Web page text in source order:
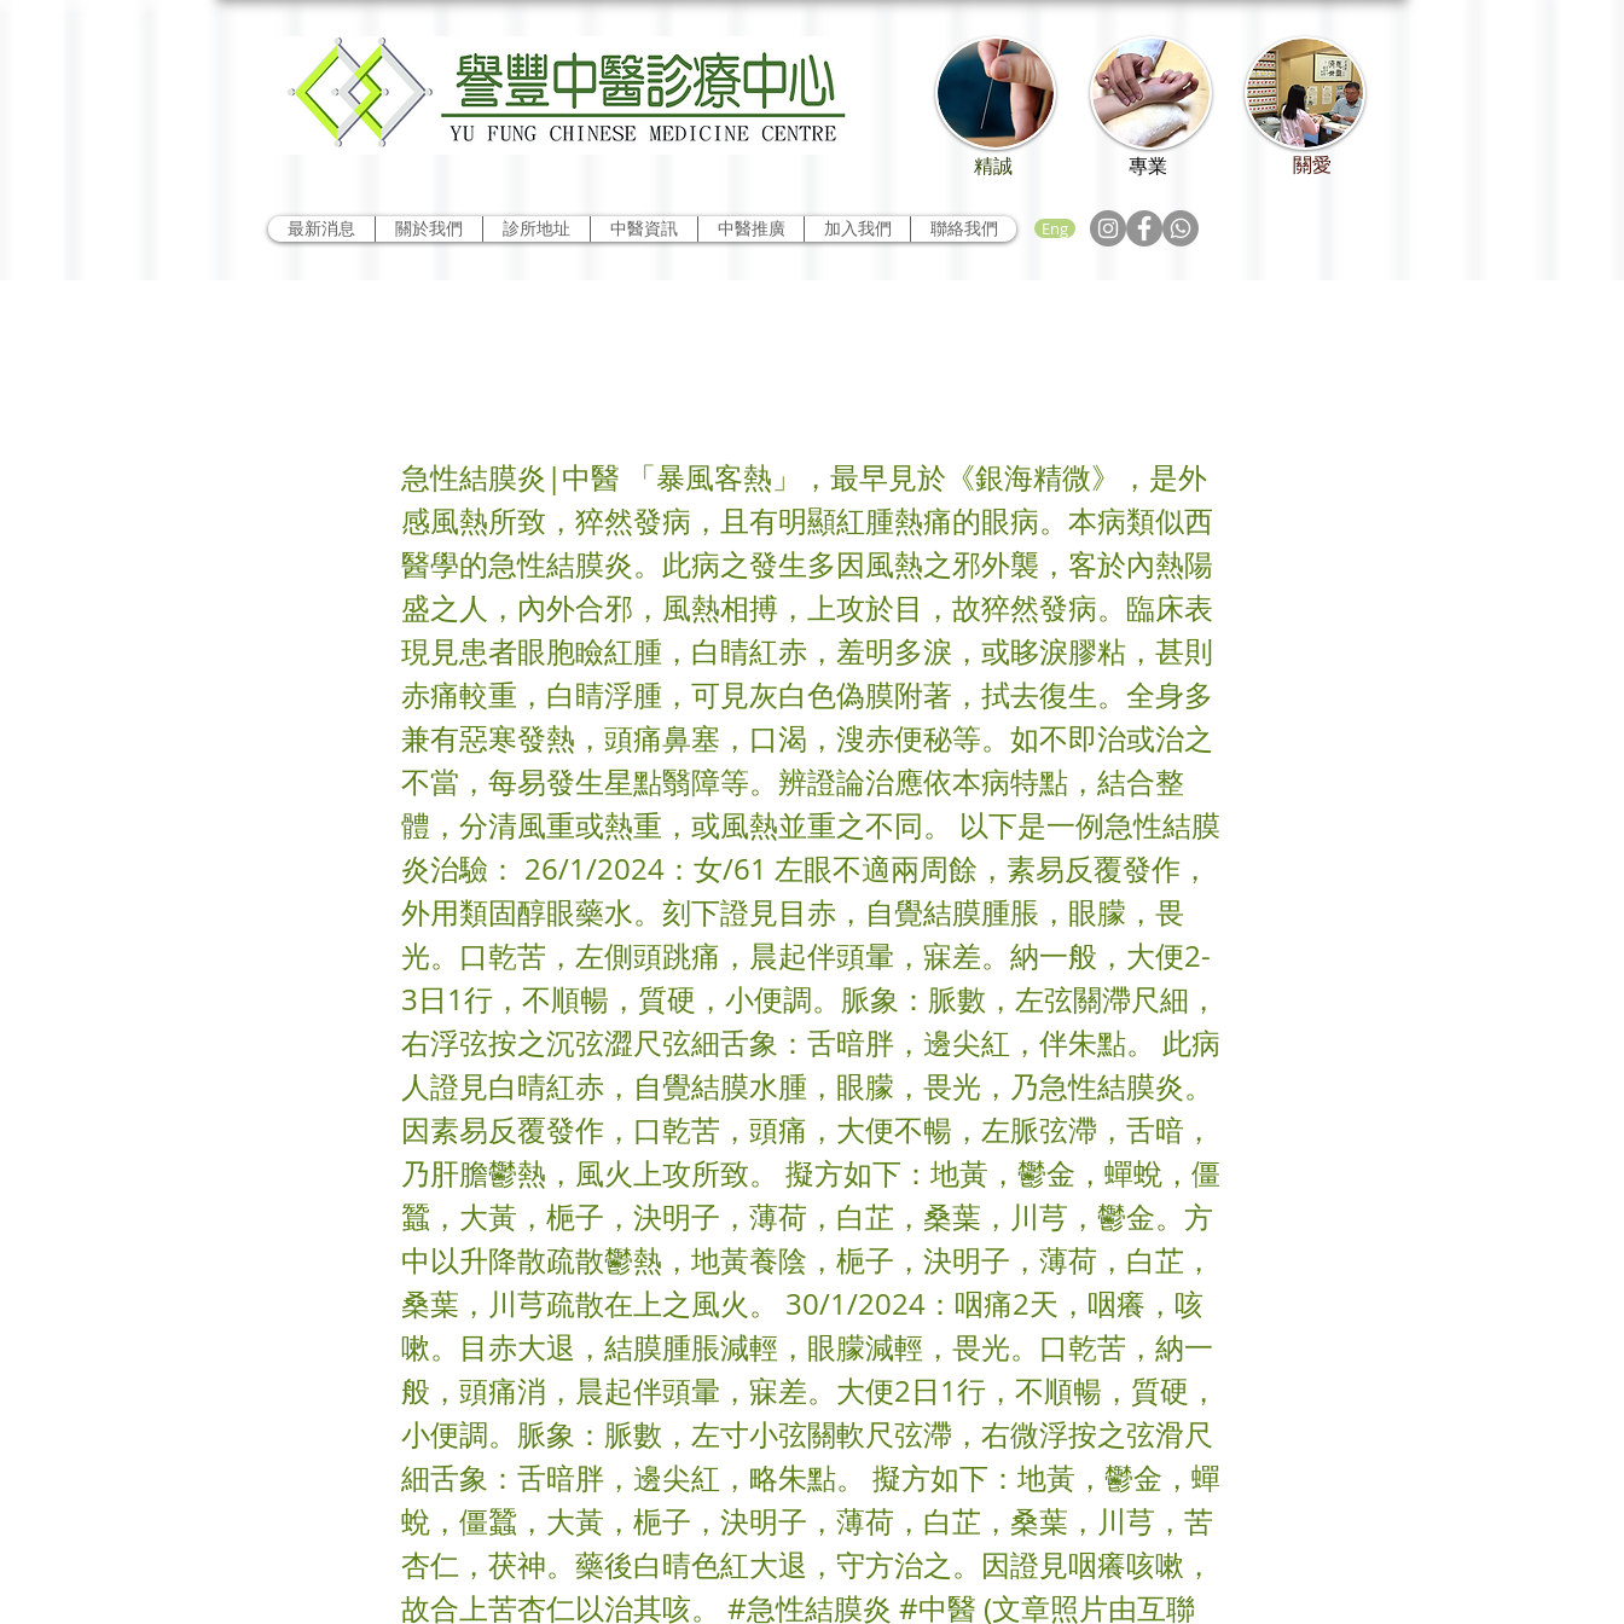
精誠
最新消息 關於我們 診所地址 中醫資訊 中醫推廣 加入我們 聯絡我們 Eng
專業 關愛
急性結膜炎|中醫 「暴風客熱」，最早見於《銀海精微》，是外
感風熱所致，猝然發病，且有明顯紅腫熱痛的眼病。本病類似西
醫學的急性結膜炎。此病之發生多因風熱之邪外襲，客於內熱陽
盛之人，內外合邪，風熱相搏，上攻於目，故猝然發病。臨床表
現見患者眼胞瞼紅腫，白睛紅赤，羞明多淚，或眵淚膠粘，甚則
赤痛較重，白睛浮腫，可見灰白色偽膜附著，拭去復生。全身多
兼有惡寒發熱，頭痛鼻塞，口渴，溲赤便秘等。如不即治或治之
不當，每易發生星點翳障等。辨證論治應依本病特點，結合整
體，分清風重或熱重，或風熱並重之不同。 以下是一例急性結膜
炎治驗： 26/1/2024：女/61 左眼不適兩周餘，素易反覆發作，
外用類固醇眼藥水。刻下證見目赤，自覺結膜腫脹，眼朦，畏
光。口乾苦，左側頭跳痛，晨起伴頭暈，寐差。納一般，大便2-
3日1行，不順暢，質硬，小便調。脈象：脈數，左弦關滯尺細，
右浮弦按之沉弦澀尺弦細舌象：舌暗胖，邊尖紅，伴朱點。 此病
人證見白晴紅赤，自覺結膜水腫，眼朦，畏光，乃急性結膜炎。
因素易反覆發作，口乾苦，頭痛，大便不暢，左脈弦滯，舌暗，
乃肝膽鬱熱，風火上攻所致。 擬方如下：地黃，鬱金，蟬蛻，僵
蠶，大黃，梔子，決明子，薄荷，白芷，桑葉，川芎，鬱金。方
中以升降散疏散鬱熱，地黃養陰，梔子，決明子，薄荷，白芷，
桑葉，川芎疏散在上之風火。 30/1/2024：咽痛2天，咽癢，咳
嗽。目赤大退，結膜腫脹減輕，眼朦減輕，畏光。口乾苦，納一
般，頭痛消，晨起伴頭暈，寐差。大便2日1行，不順暢，質硬，
小便調。脈象：脈數，左寸小弦關軟尺弦滯，右微浮按之弦滑尺
細舌象：舌暗胖，邊尖紅，略朱點。 擬方如下：地黃，鬱金，蟬
蛻，僵蠶，大黃，梔子，決明子，薄荷，白芷，桑葉，川芎，苦
杏仁，茯神。藥後白晴色紅大退，守方治之。因證見咽癢咳嗽，
故合上苦杏仁以治其咳。 #急性結膜炎 #中醫 (文章照片由互聯